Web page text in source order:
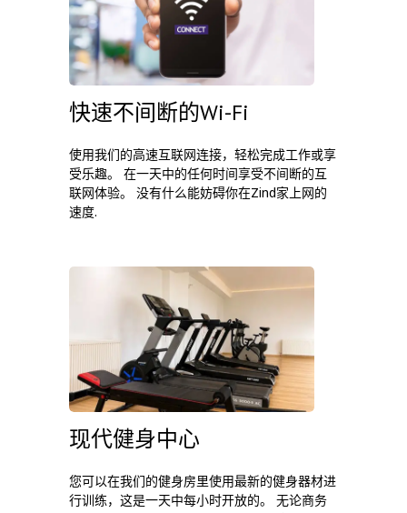
快速不间断的Wi-Fi
使用我们的高速互联网连接，轻松完成工作或享
受乐趣。 在一天中的任何时间享受不间断的互
联网体验。 没有什么能妨碍你在Zind家上网的
速度.
现代健身中心
您可以在我们的健身房里使用最新的健身器材进
行训练，这是一天中每小时开放的。 无论商务